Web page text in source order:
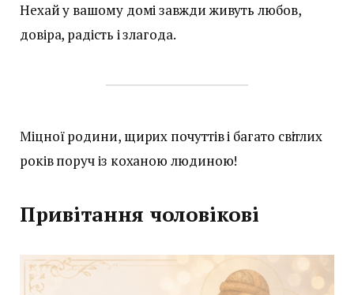
Нехай у вашому домі завжди живуть любов,
довіра, радість і злагода.
Міцної родини, щирих почуттів і багато світлих
років поруч із коханою людиною!
Привітання чоловікові